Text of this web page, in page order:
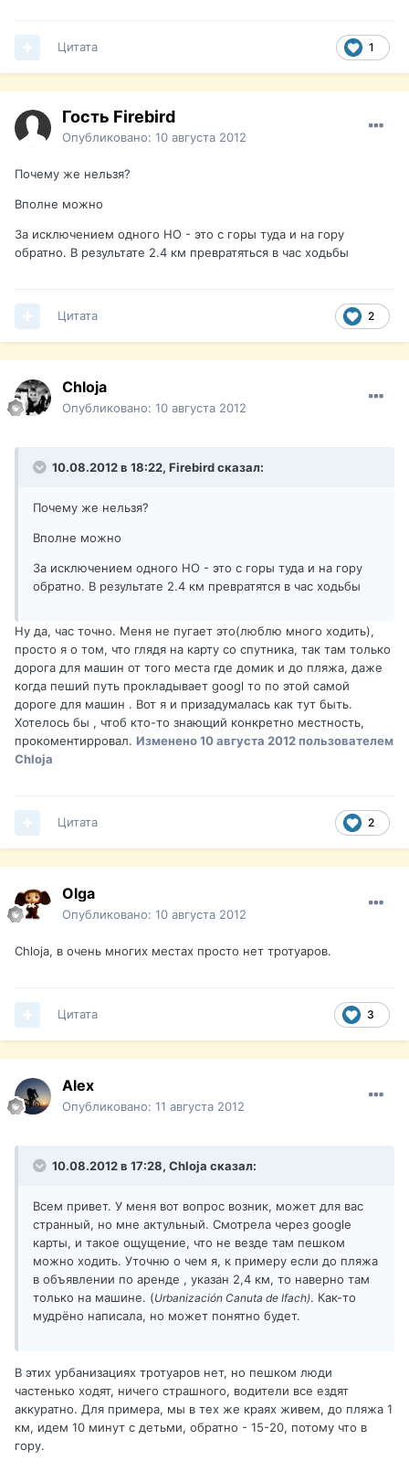
1
Цитата
Гость Firebird
Опубликовано: 10 августа 2012
Почему же нельзя?
Вполне можно
За исключением одного НО - это с горы туда и на гору
обратно. В результате 2.4 км превратяться в час ходьбы
2
Цитата
Chloja
Опубликовано: 10 августа 2012
10.08.2012 в 18:22, Firebird сказал:
Почему же нельзя?
Вполне можно
За исключением одного НО - это с горы туда и на гору
обратно. В результате 2.4 км превратятся в час ходьбы
Ну да, час точно. Меня не пугает это(люблю много ходить),
просто я о том, что глядя на карту со спутника, так там только
дорога для машин от того места где домик и до пляжа, даже
когда пеший путь прокладывает googl то по этой самой
дороге для машин . Вот я и призадумалась как тут быть.
Хотелось бы , чтоб кто-то знающий конкретно местность,
прокоментирровал. Изменено10 августа 2012пользователем
Chloja
2
Цитата
Olga
Опубликовано: 10 августа 2012
Chloja, в очень многих местах просто нет тротуаров.
3
Цитата
Alex
Опубликовано: 11 августа 2012
10.08.2012 в 17:28, Chloja сказал:
Всем привет. У меня вот вопрос возник, может для вас
странный, но мне актульный. Смотрела через googlе
карты, и такое ощущение, что не везде там пешком
можно ходить. Уточню о чем я, к примеру если до пляжа
в объявлении по аренде , указан 2,4 км, то наверно там
только на машине. (Urbanización Canuta de Ifach). Как-то
мудрёно написала, но может понятно будет.
В этих урбанизациях тротуаров нет, но пешком люди
частенько ходят, ничего страшного, водители все ездят
аккуратно. Для примера, мы в тех же краях живем, до пляжа 1
км, идем 10 минут с детьми, обратно - 15-20, потому что в
гору.